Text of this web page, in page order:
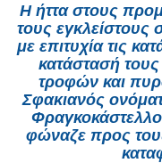
Η ήττα στους
τους εγκλείστους
με επιτυχία τις
κατάστασή τους
τροφών και
Σφακιανός
φώναζε προς